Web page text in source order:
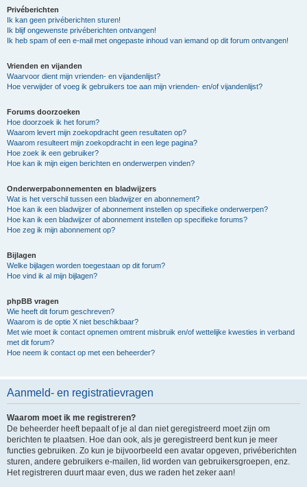
Privéberichten
Ik kan geen privéberichten sturen!
Ik blijf ongewenste privéberichten ontvangen!
Ik heb spam of een e-mail met ongepaste inhoud van iemand op dit forum ontvangen!
Vrienden en vijanden
Waarvoor dient mijn vrienden- en vijandenlijst?
Hoe verwijder of voeg ik gebruikers toe aan mijn vrienden- en/of vijandenlijst?
Forums doorzoeken
Hoe doorzoek ik het forum?
Waarom levert mijn zoekopdracht geen resultaten op?
Waarom resulteert mijn zoekopdracht in een lege pagina?
Hoe zoek ik een gebruiker?
Hoe kan ik mijn eigen berichten en onderwerpen vinden?
Onderwerpabonnementen en bladwijzers
Wat is het verschil tussen een bladwijzer en abonnement?
Hoe kan ik een bladwijzer of abonnement instellen op specifieke onderwerpen?
Hoe kan ik een bladwijzer of abonnement instellen op specifieke forums?
Hoe zeg ik mijn abonnement op?
Bijlagen
Welke bijlagen worden toegestaan op dit forum?
Hoe vind ik al mijn bijlagen?
phpBB vragen
Wie heeft dit forum geschreven?
Waarom is de optie X niet beschikbaar?
Met wie moet ik contact opnemen omtrent misbruik en/of wettelijke kwesties in verband
met dit forum?
Hoe neem ik contact op met een beheerder?
Aanmeld- en registratievragen
Waarom moet ik me registreren?
De beheerder heeft bepaalt of je al dan niet geregistreerd moet zijn om
berichten te plaatsen. Hoe dan ook, als je geregistreerd bent kun je meer
functies gebruiken. Zo kun je bijvoorbeeld een avatar opgeven, privéberichten
sturen, andere gebruikers e-mailen, lid worden van gebruikersgroepen, enz.
Het registreren duurt maar even, dus we raden het zeker aan!